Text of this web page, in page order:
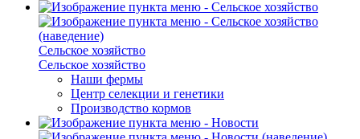
Сельское хозяйство
Сельское хозяйство
Наши фермы
Центр селекции и генетики
Производство кормов